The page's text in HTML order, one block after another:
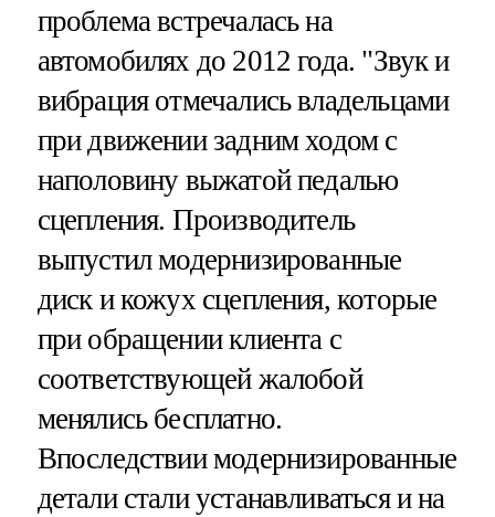
проблема встречалась на
автомобилях до 2012 года. "Звук и
вибрация отмечались владельцами
при движении задним ходом с
наполовину выжатой педалью
сцепления. Производитель
выпустил модернизированные
диск и кожух сцепления, которые
при обращении клиента с
соответствующей жалобой
менялись бесплатно.
Впоследствии модернизированные
детали стали устанавливаться и на